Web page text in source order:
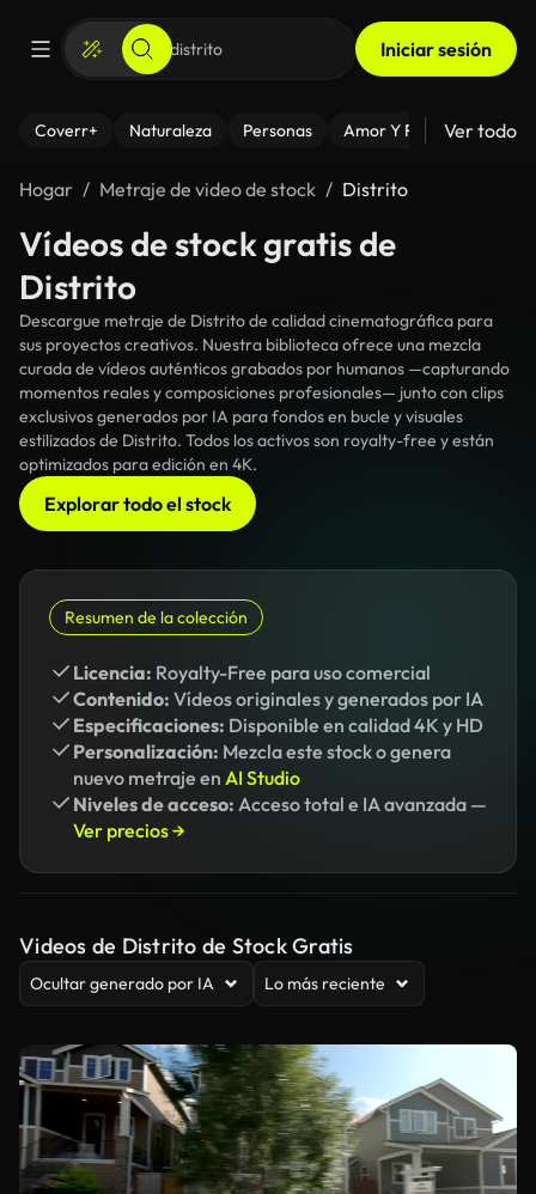
Iniciar sesión
Coverr+ Naturaleza Personas Amor Y Relaciones
Ver todo
Hogar Metraje de video de stock Distrito
Vídeos de stock gratis de
Distrito
Descargue metraje de Distrito de calidad cinematográfica para
sus proyectos creativos. Nuestra biblioteca ofrece una mezcla
curada de vídeos auténticos grabados por humanos —capturando
momentos reales y composiciones profesionales— junto con clips
exclusivos generados por IA para fondos en bucle y visuales
estilizados de Distrito. Todos los activos son royalty-free y están
optimizados para edición en 4K.
Explorar todo el stock
Resumen de la colección
Licencia: Royalty-Free para uso comercial
Contenido: Vídeos originales y generados por IA
Especificaciones: Disponible en calidad 4K y HD
Personalización: Mezcla este stock o genera
nuevo metraje en AI Studio
Niveles de acceso: Acceso total e IA avanzada —
Ver precios →
Videos de Distrito de Stock Gratis
Ocultar generado por IA Lo más reciente